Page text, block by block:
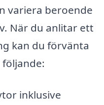
variera beroende
När du anlitar ett
kan du förvänta
inklusive